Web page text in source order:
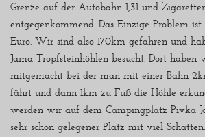
Grenze auf der Autobahn 1,31 und
entgegenkommend. Das Einzige Problem
Euro. Wir sind also 170km gefahren und
Jama Tropfsteinhöhlen besucht. Dort
mitgemacht bei der man mit einer Bahn
fährt und dann 1km zu Fuß die Höhle
werden wir auf dem Campingplatz Pivka
sehr schön gelegener Platz mit viel